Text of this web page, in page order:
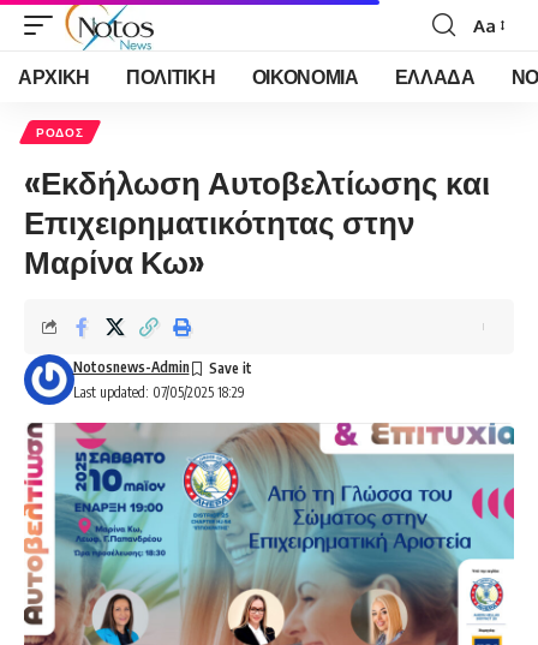
Font
Resizer
Aa
ΑΡΧΙΚΗ ΠΟΛΙΤΙΚΗ ΟΙΚΟΝΟΜΙΑ ΕΛΛΑΔΑ
ΡΟΔΟΣ
«Εκδήλωση Αυτοβελτίωσης και
Επιχειρηματικότητας στην
Μαρίνα Κω»
Last updated: 07/05/2025 18:29
Notosnews-Admin